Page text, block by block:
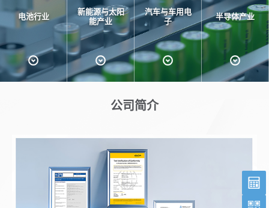
电池行业
新能源与太阳
能产业
汽车与车用电
子
半导体产业
公司简介